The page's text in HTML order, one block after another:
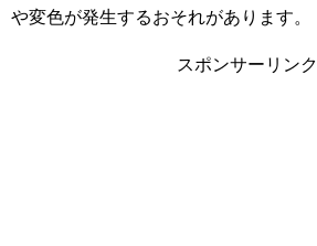
や変色が発生するおそれがあります。
スポンサーリンク